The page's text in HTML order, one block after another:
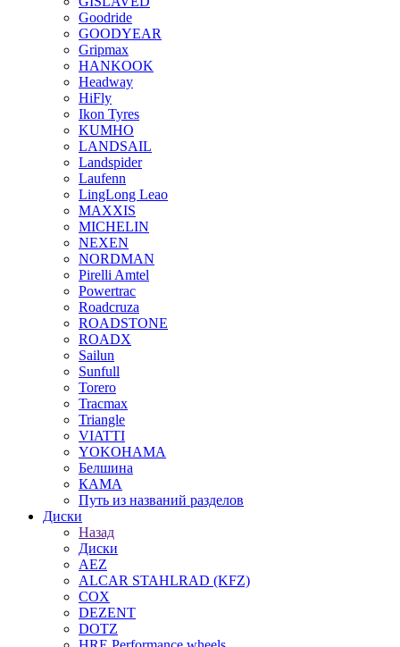
Goodride
GOODYEAR
Gripmax
HANKOOK
Headway
HiFly
Ikon Tyres
KUMHO
LANDSAIL
Landspider
Laufenn
LingLong Leao
MAXXIS
MICHELIN
NEXEN
NORDMAN
Pirelli Amtel
Powertrac
Roadcruza
ROADSTONE
ROADX
Sailun
Sunfull
Torero
Tracmax
Triangle
VIATTI
YOKOHAMA
Белшина
КАМА
Путь из названий разделов
Диски
Назад
Диски
AEZ
ALCAR STAHLRAD (KFZ)
COX
DEZENT
DOTZ